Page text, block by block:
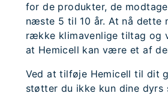
for de produkter, de
næste 5 til 10 år. At nå dette
række klimavenlige tiltag og
at Hemicell kan være et af
Ved at tilføje Hemicell til dit
støtter du ikke kun dine dyrs